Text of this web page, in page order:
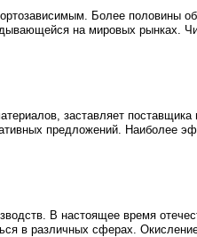
Более половины
на мировых рынках.
заставляет
предложений. Наиболее
В настоящее время
в различных сферах.